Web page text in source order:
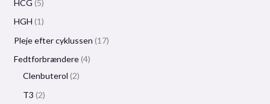
HCG 5
HGH 1
Pleje efter cyklussen 17
Fedtforbrændere 4
Clenbuterol 2
T3 2